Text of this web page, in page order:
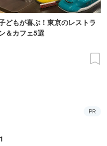
どもが喜ぶ！東京のレストラ
＆カフェ5選
PR